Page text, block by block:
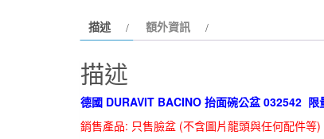
描述 額外資訊
描述
德國 DURAVIT BACINO 抬面碗公盆 032542 限
銷售產品: 只售臉盆 (不含圖片龍頭與任何配件等)